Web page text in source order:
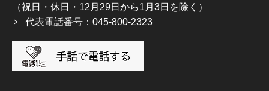
（祝日・休日・12月29日から1月3日を除く）
代表電話番号：045-800-2323